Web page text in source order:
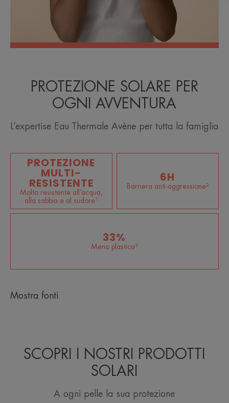
PROTEZIONE SOLARE PER
OGNI AVVENTURA
L’expertise Eau Thermale Avène per tutta la famiglia
PROTEZIONE
MULTI-
RESISTENTE
Molto resistente all’acqua,
alla sabbia e al sudore¹
6H
Barriera anti-aggressione²
33%
Meno plastica³
Mostra fonti
SCOPRI I NOSTRI PRODOTTI
SOLARI
A ogni pelle la sua protezione